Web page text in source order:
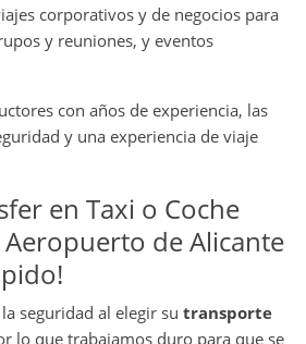
corporativos y de negocios para
y reuniones, y eventos
con años de experiencia, las
y una experiencia de viaje
en Taxi o Coche
de Alicante
seguridad al elegir su transporte
lo que trabajamos duro para que se